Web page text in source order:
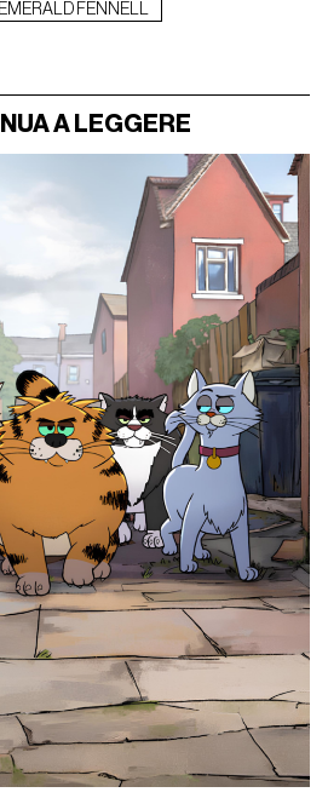
EMERALD FENNELL
A LEGGERE